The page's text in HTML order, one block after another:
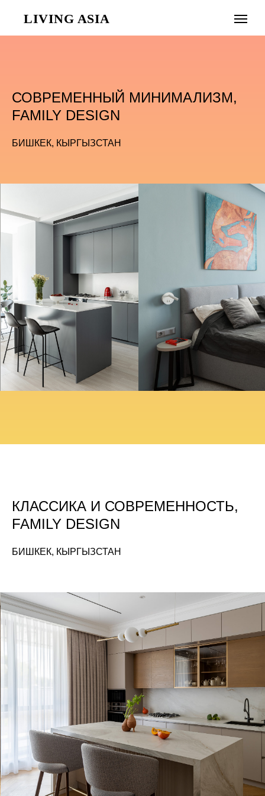
LIVING ASIA
СОВРЕМЕННЫЙ МИНИМАЛИЗМ,
FAMILY DESIGN
БИШКЕК, КЫРГЫЗСТАН
КЛАССИКА И СОВРЕМЕННОСТЬ,
FAMILY DESIGN
БИШКЕК, КЫРГЫЗСТАН